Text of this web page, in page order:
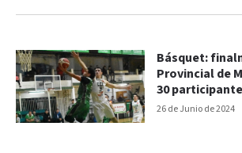
26 de Junio de 2024
Básquet:
Provincial de
30